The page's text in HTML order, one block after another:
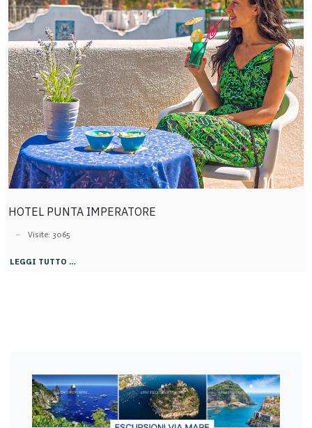
HOTEL PUNTA IMPERATORE
Visite: 3065
LEGGI TUTTO …